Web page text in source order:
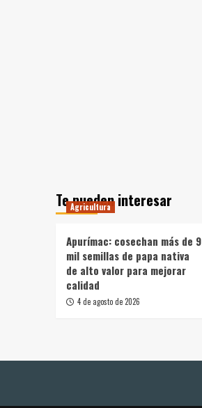
Te pueden interesar
Agricultura
Apurímac: cosechan más de 9
mil semillas de papa nativa
de alto valor para mejorar
calidad
4 de agosto de 2026